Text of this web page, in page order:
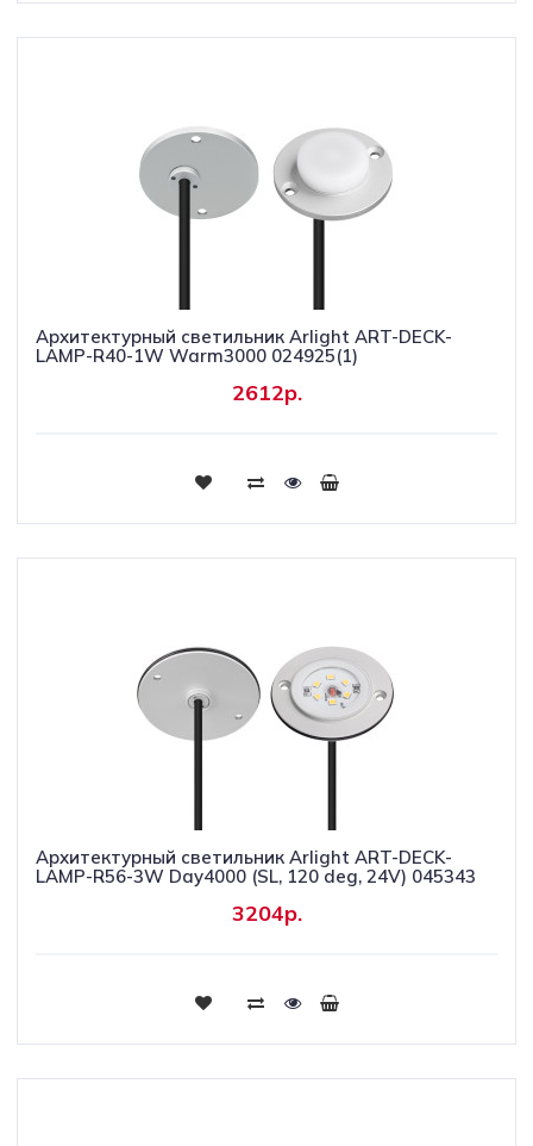
Архитектурный светильник Arlight ART-DECK-
LAMP-R40-1W Warm3000 024925(1)
2612р.
Купить
Архитектурный светильник Arlight ART-DECK-
LAMP-R56-3W Day4000 (SL, 120 deg, 24V) 045343
3204р.
Купить